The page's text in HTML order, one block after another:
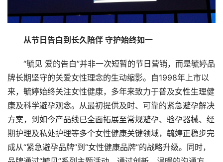
从节日告白到长久陪伴 守护始终如一
“毓见 爱的告白”并非一次短暂的节日营销，而是毓婷品
来，毓婷始终关注女性健康，多年来致力于普及女性生理健
康及科学避孕观念。从最初提供及时、可靠的紧急避孕解决
方案，到如今产品线已全面拓展至常规避孕、验孕器械、经
期护理及私处护理等多个女性健康关键领域，毓婷正稳步完
成从“紧急避孕品牌”到“女性健康品牌”的战略升级。同时，
品牌通过“毓见”系列主题活动，通过创新、温暖的沟通方
式，陪伴一代又一代女性从容成长，成为女性健康路上的坚